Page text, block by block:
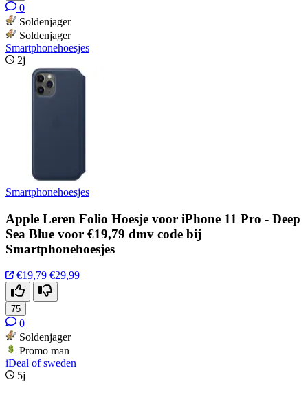
0
Soldenjager
Soldenjager
Smartphonehoesjes
2j
Smartphonehoesjes
Apple Leren Folio Hoesje voor iPhone 11 Pro - Deep
Sea Blue voor €19,79 dmv code bij
Smartphonehoesjes
€19,79 €29,99
75
0
Soldenjager
Promo man
iDeal of sweden
5j